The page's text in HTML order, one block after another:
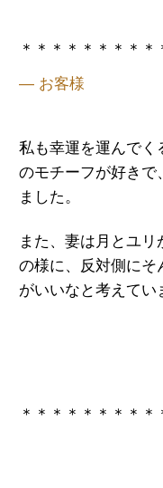
＊＊＊＊＊＊＊＊＊
— お客様
私も幸運を運んでく
のモチーフが好きで
ました。
また、妻は月とユ
の様に、反対側にそ
がいいなと考えてい
＊＊＊＊＊＊＊＊＊